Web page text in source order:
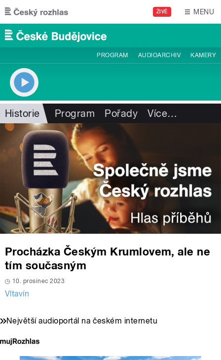
Přejít k hlavnímu obsahu
ŽIVĚ MENU
PROGRAM AUDIOARCHIV KAMERY
Historie Program Pořady Více…
Procházka Českým Krumlovem, ale ne
tím současným
10. prosinec 2023
Vltavín
Největší audioportál na českém internetu